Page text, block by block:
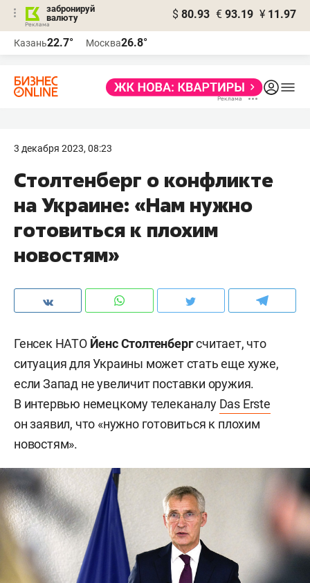
забронируй
валюту
$ 80.93 € 93.19 ¥ 11.97
Казань22.7° Москва26.8°
3 декабря 2023, 08:23
Столтенберг о конфликте
на Украине: «Нам нужно
готовиться к плохим
новостям»
Генсек НАТОЙенс Столтенбергсчитает, что
ситуация для Украины может стать еще хуже,
если Запад не увеличит поставки оружия.
В интервью немецкому телеканалу Das Erste
он заявил, что «нужно готовиться к плохим
новостям».